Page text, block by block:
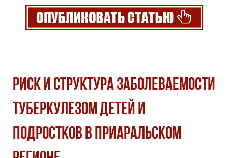
РИСК И СТРУКТУРА ЗАБОЛЕВАЕМОСТИ
ТУБЕРКУЛЕЗОМ ДЕТЕЙ И
ПОДРОСТКОВ В ПРИАРАЛЬСКОМ